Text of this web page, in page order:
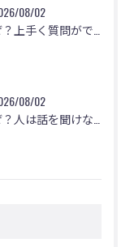
08/02
08/02